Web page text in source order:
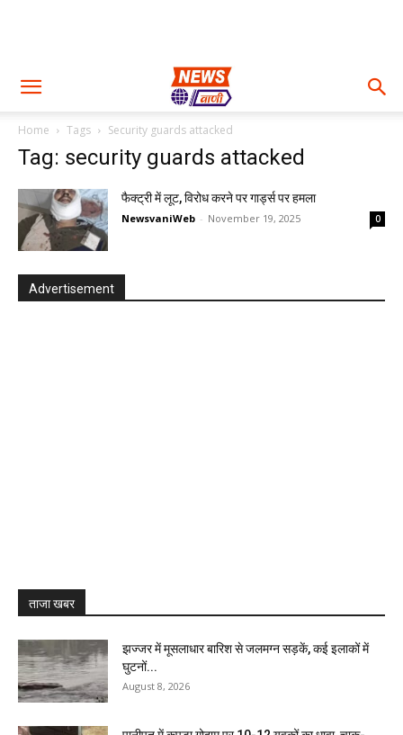
Home Tags Security guards attacked
Tag: security guards attacked
फैक्ट्री में लूट, विरोध करने पर गार्ड्स पर हमला
NewsvaniWeb - November 19, 2025 0
Advertisement
ताजा खबर
झज्जर में मूसलाधार बारिश से जलमग्न सड़कें, कई इलाकों में
घुटनों...
August 8, 2026